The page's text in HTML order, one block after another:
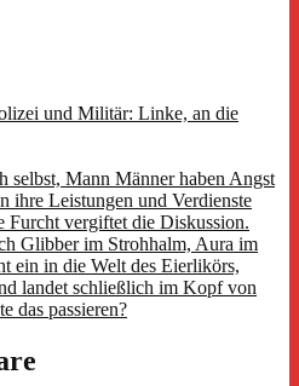
und Militär: Linke, an die
selbst, Mann Männer haben Angst
ihre Leistungen und Verdienste
Furcht vergiftet die Diskussion.
Glibber im Strohhalm, Aura im
ein in die Welt des Eierlikörs,
landet schließlich im Kopf von
das passieren?